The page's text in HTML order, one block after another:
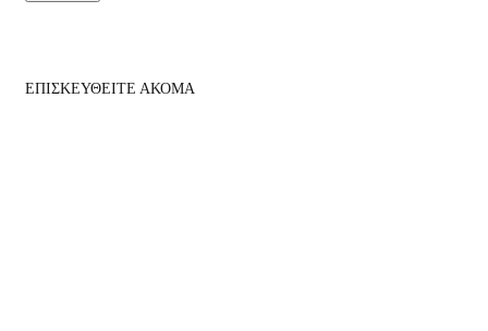
ΕΠΙΣΚΕΥΘΕΙΤΕ ΑΚΟΜΑ